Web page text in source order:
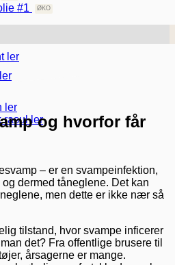
#1
ler
ler
rasul lerog hvorfor får
– er en svampeinfektion,
dermed tåneglene. Det kan
men dette er ikke nær så
tilstand, hvor svampe inficerer
det? Fra offentlige brusere til
årsagerne er mange.